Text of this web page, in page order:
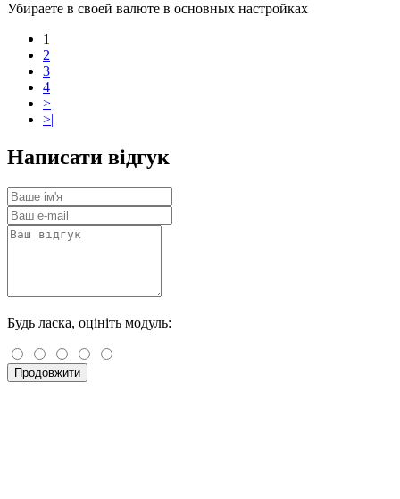
Убираете в своей валюте в основных настройках
1
2
3
4
>
>|
Написати відгук
Будь ласка, оцініть модуль:
Продовжити